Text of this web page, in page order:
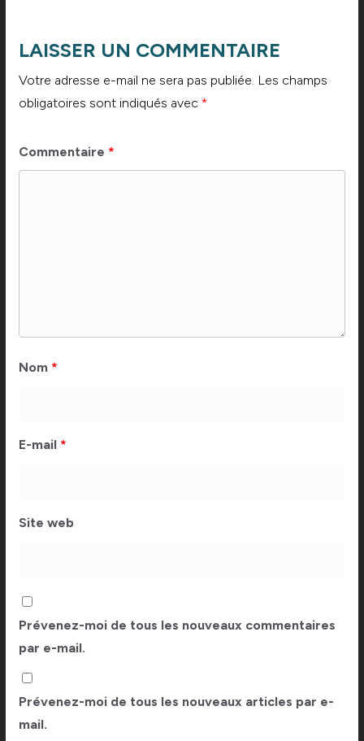
LAISSER UN COMMENTAIRE
Votre adresse e-mail ne sera pas publiée. Les champs
obligatoires sont indiqués avec *
Commentaire *
Nom *
E-mail *
Site web
Prévenez-moi de tous les nouveaux commentaires
par e-mail.
Prévenez-moi de tous les nouveaux articles par e-
mail.